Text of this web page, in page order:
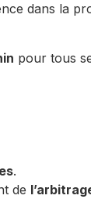
dans la
pour tous
.
de